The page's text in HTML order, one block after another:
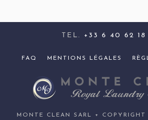
TEL. +33 6 40 62 18
FAQ MENTIONS LÉGALES
MONTE CLEAN SARL +